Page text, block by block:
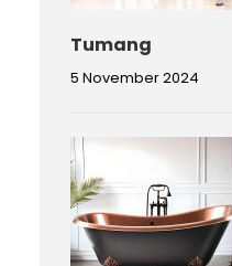
Tumang
5 November 2024